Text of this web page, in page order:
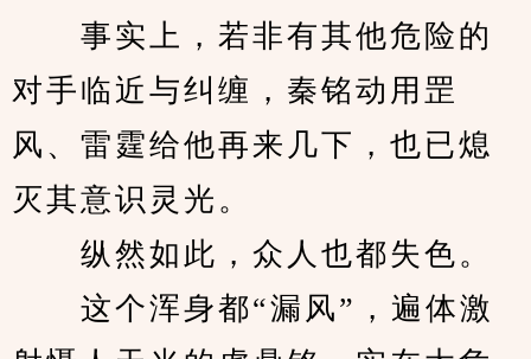
事实上，若非有其他危险的
对手临近与纠缠，秦铭动用罡
风、雷霆给他再来几下，也已熄
灭其意识灵光。
纵然如此，众人也都失色。
这个浑身都“漏风”，遍体激